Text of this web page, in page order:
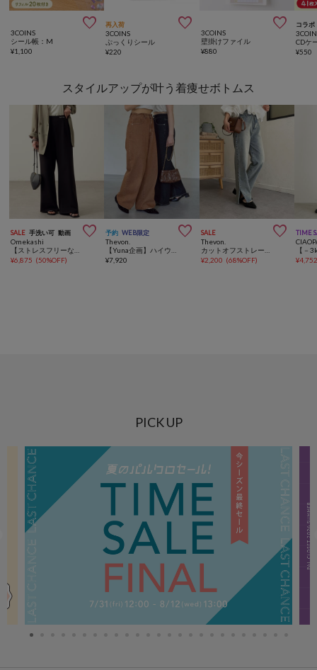

3COINS
シール帳：M
¥1,100
再入荷 
3COINS
ぷっくりシール
¥220

3COINS
壁掛けファイル
¥880
コラボ
¥550
スタイルアップが叶う着痩せボトムス
SALE 手洗い可 動画 
Omekashi
¥6,875 (50%OFF)
予約 WEB限定 
Thevon.
¥7,920
SALE 
Thevon.
¥2,200 (68%OFF)
TIME
¥
PICK UP